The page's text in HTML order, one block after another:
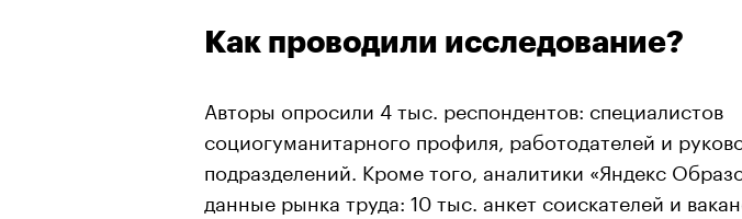
Как проводили исследование?
Авторы опросили 4 тыс. респондентов: специалистов
социогуманитарного профиля, работодателей и
подразделений. Кроме того, аналитики «Яндекс
данные рынка труда: 10 тыс. анкет соискателей и